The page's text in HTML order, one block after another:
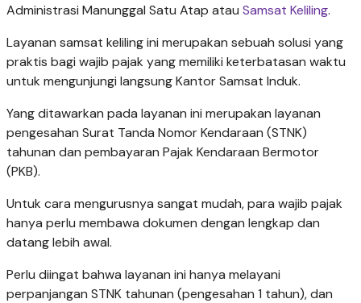
Administrasi Manunggal Satu Atap atau Samsat Keliling.
Layanan samsat keliling ini merupakan sebuah solusi yang
praktis bagi wajib pajak yang memiliki keterbatasan waktu
untuk mengunjungi langsung Kantor Samsat Induk.
Yang ditawarkan pada layanan ini merupakan layanan
pengesahan Surat Tanda Nomor Kendaraan (STNK)
tahunan dan pembayaran Pajak Kendaraan Bermotor
(PKB).
Untuk cara mengurusnya sangat mudah, para wajib pajak
hanya perlu membawa dokumen dengan lengkap dan
datang lebih awal.
Perlu diingat bahwa layanan ini hanya melayani
perpanjangan STNK tahunan (pengesahan 1 tahun), dan